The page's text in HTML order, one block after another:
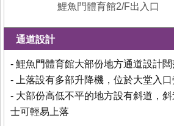
鯉魚門體育館2/F出入口
通道設計
- 鯉魚門體育館大部份地方通道設計闊
- 上落設有多部升降機，位於大堂入口
- 大部份高低不平的地方設有斜道，
士可輕易上落